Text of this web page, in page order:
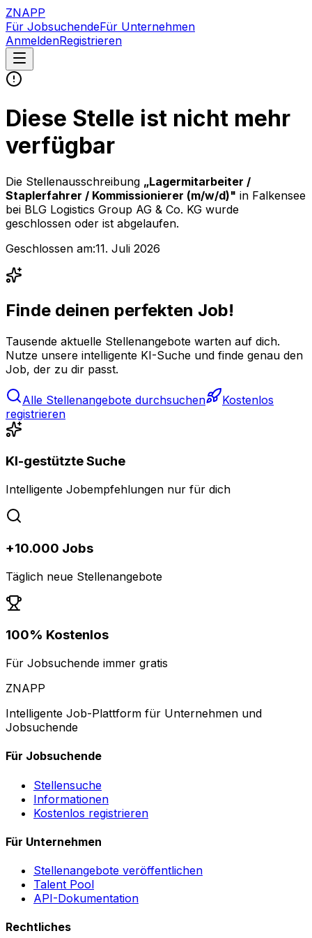
ZNAPP
Für JobsuchendeFür Unternehmen
AnmeldenRegistrieren
Diese Stelle ist nicht mehr
verfügbar
Die Stellenausschreibung „Lagermitarbeiter /
Staplerfahrer / Kommissionierer (m/w/d)" in Falkensee
bei BLG Logistics Group AG & Co. KG wurde
geschlossen oder ist abgelaufen.
Geschlossen am:11. Juli 2026
Finde deinen perfekten Job!
Tausende aktuelle Stellenangebote warten auf dich.
Nutze unsere intelligente KI-Suche und finde genau den
Job, der zu dir passt.
Alle Stellenangebote durchsuchen
Kostenlos
registrieren
KI-gestützte Suche
Intelligente Jobempfehlungen nur für dich
+10.000 Jobs
Täglich neue Stellenangebote
100% Kostenlos
Für Jobsuchende immer gratis
ZNAPP
Intelligente Job-Plattform für Unternehmen und
Jobsuchende
Für Jobsuchende
Stellensuche
Informationen
Kostenlos registrieren
Für Unternehmen
Stellenangebote veröffentlichen
Talent Pool
API-Dokumentation
Rechtliches